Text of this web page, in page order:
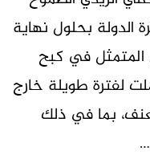
بحلول نهاية
المتمثل في كبح
لفترة طويلة خارج
بما في ذلك